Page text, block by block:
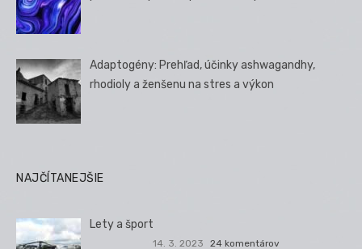
Adaptogény: Prehľad, účinky ashwagandhy,
rhodioly a ženšenu na stres a výkon
NAJČÍTANEJŠIE
Lety a šport
14. 3. 2023 24 komentárov